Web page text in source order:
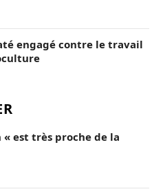
engagé contre le travail
« est très proche de la